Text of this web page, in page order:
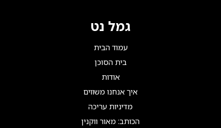
גמל נט
עמוד הבית
בית הסוכן
אודות
איך אנחנו משווים
מדיניות עריכה
הכותב: מאור ווקנין